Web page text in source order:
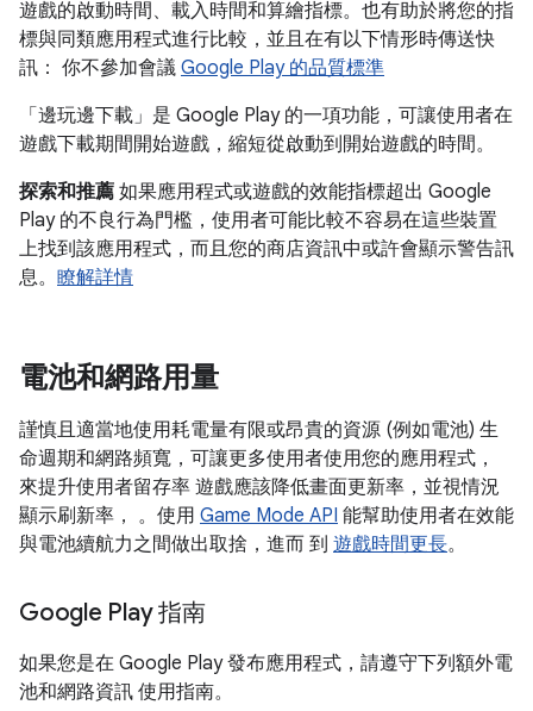
遊戲的啟動時間、載入時間和算繪指標。也有助於將您的指
標與同類應用程式進行比較，並且在有以下情形時傳送快
訊： 你不參加會議 Google Play 的品質標準
「邊玩邊下載」 是 Google Play 的一項功能，可讓使用者在
遊戲下載期間開始遊戲，縮短從啟動到開始遊戲的時間。
探索和推薦 如果應用程式或遊戲的效能指標超出 Google
Play 的不良行為門檻，使用者可能比較不容易在這些裝置
上找到該應用程式，而且您的商店資訊中或許會顯示警告訊
息。 瞭解詳情
電池和網路用量
謹慎且適當地使用耗電量有限或昂貴的資源 (例如電池) 生
命週期和網路頻寬，可讓更多使用者使用您的應用程式，
來提升使用者留存率 遊戲應該降低畫面更新率，並視情況
顯示刷新率， 。使用 Game Mode API 能幫助使用者在效能
與電池續航力之間做出取捨，進而 到 遊戲時間更長。
Google Play 指南
如果您是在 Google Play 發布應用程式，請遵守下列額外電
池和網路資訊 使用指南。